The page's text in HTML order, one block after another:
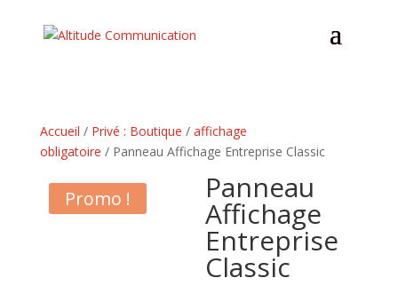
Accueil / Privé : Boutique / affichage
obligatoire / Panneau Affichage Entreprise Classic
Promo ! Panneau
Affichage
Entreprise
Classic